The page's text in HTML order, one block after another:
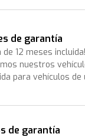
de garantía
de 12 meses
nuestros
para vehículos
de garantía